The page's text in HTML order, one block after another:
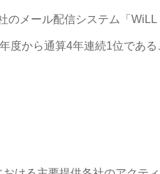
のメール配信システム「WiLL
度から通算4年連続1位である